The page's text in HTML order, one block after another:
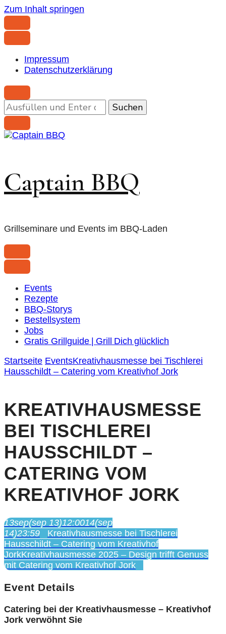
Zum Inhalt springen
Impressum
Datenschutzerklärung
Suchst
du
nach
etwas?
Captain BBQ
Grillseminare und Events im BBQ-Laden
Events
Rezepte
BBQ-Storys
Bestellsystem
Jobs
Gratis Grillguide | Grill Dich glücklich
Startseite EventsKreativhausmesse bei Tischlerei
Hausschildt – Catering vom Kreativhof Jork
KREATIVHAUSMESSE
BEI TISCHLEREI
HAUSSCHILDT –
CATERING VOM
KREATIVHOF JORK
13sep(sep 13)12:0014(sep
14)23:59
Kreativhausmesse bei Tischlerei
Hausschildt – Catering vom Kreativhof
JorkKreativhausmesse 2025 – Design trifft Genuss
mit Catering vom Kreativhof Jork
Event Details
Catering bei der Kreativhausmesse – Kreativhof
Jork verwöhnt Sie